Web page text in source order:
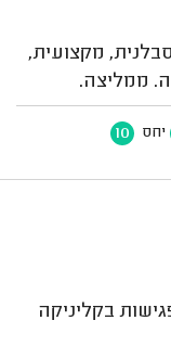
מקצועית,
ממליצה.
יחס 10
בקליניקה